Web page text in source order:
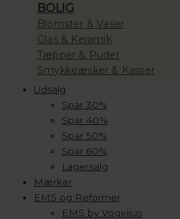
BOLIG
Blomster & Vaser
Glas & Keramik
Tæpper & Puder
Smykkeæsker & Kasser
Udsalg
Spar 30%
Spar 40%
Spar 50%
Spar 60%
Lagersalg
Mærker
EMS og Reformer
EMS by Vogelius